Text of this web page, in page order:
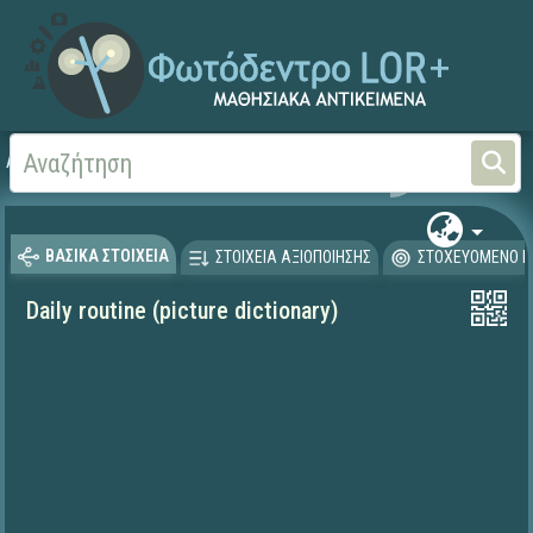
Αρχική Ξένες Γλώσσες -
ΒΑΣΙΚΑ ΣΤΟΙΧΕΙΑ ΣΤΟΙΧΕΙΑ ΑΞΙΟΠΟΙΗΣΗΣ ΣΤΟΧΕΥΟΜΕΝΟ
Daily routine (picture dictionary)